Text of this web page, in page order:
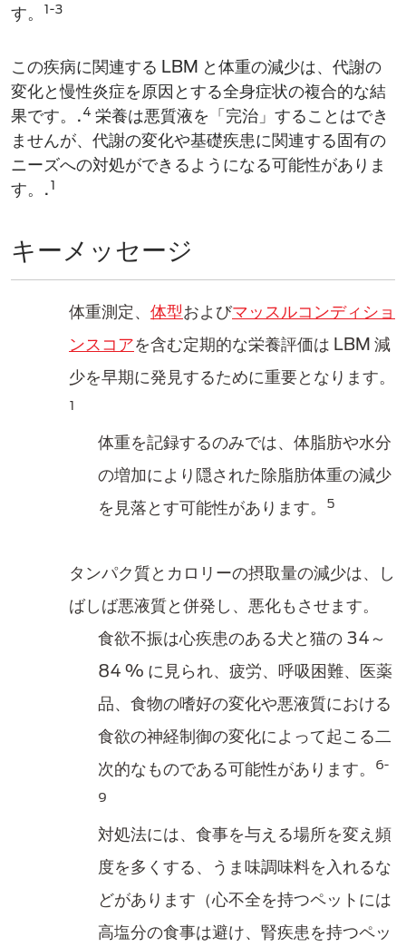
す。
1-3
この疾病に関連する LBM と体重の減少は、代謝の
変化と慢性炎症を原因とする全身症状の複合的な結
果です。.4 栄養は悪質液を「完治」することはでき
ませんが、代謝の変化や基礎疾患に関連する固有の
ニーズへの対処ができるようになる可能性がありま
す。.1
キーメッセージ
体重測定、 体型およびマッスルコンディショ
ンスコアを含む定期的な栄養評価は LBM 減
少を早期に発見するために重要となります。
1
体重を記録するのみでは、体脂肪や水分
の増加により隠された除脂肪体重の減少
を見落とす可能性があります。
5
タンパク質とカロリーの摂取量の減少は、し
ばしば悪液質と併発し、悪化もさせます。
食欲不振は心疾患のある犬と猫の 34～
84 % に見られ、疲労、呼吸困難、医薬
品、食物の嗜好の変化や悪液質における
食欲の神経制御の変化によって起こる二
次的なものである可能性があります。
6-
9
対処法には、食事を与える場所を変え頻
度を多くする、うま味調味料を入れるな
どがあります（心不全を持つペットには
高塩分の食事は避け、腎疾患を持つペッ